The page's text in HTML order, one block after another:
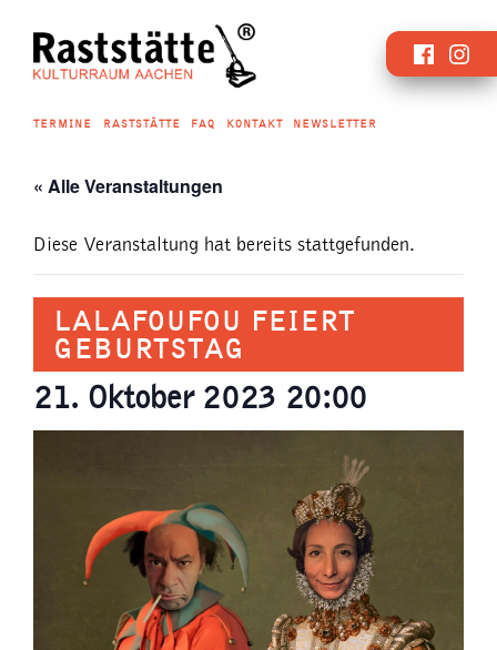
Inhalt
TERMINE RASTSTÄTTE FAQ KONTAKT NEWSLETTER
« Alle Veranstaltungen
Diese Veranstaltung hat bereits stattgefunden.
LALAFOUFOU FEIERT
GEBURTSTAG
21. Oktober 2023 20:00